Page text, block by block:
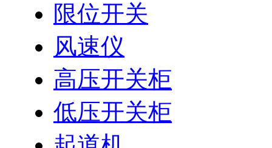
限位开关
风速仪
高压开关柜
低压开关柜